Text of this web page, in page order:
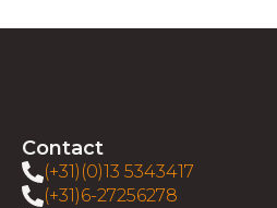
Contact
(+31)(0)13 5343417
(+31)6-27256278